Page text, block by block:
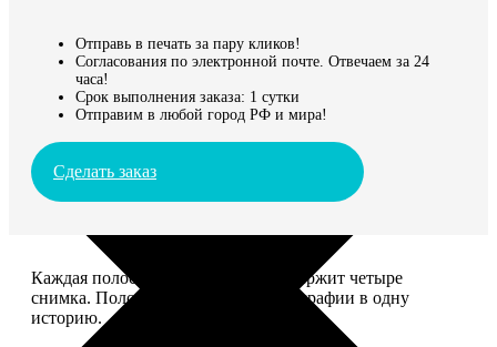
Отправь в печать за пару кликов!
Согласования по электронной почте. Отвечаем за 24
часа!
Срок выполнения заказа: 1 сутки
Отправим в любой город РФ и мира!
Сделать заказ
Каждая полоска размером 5*20 содержит четыре
снимка. Полоски объединяют фотографии в одну
историю.